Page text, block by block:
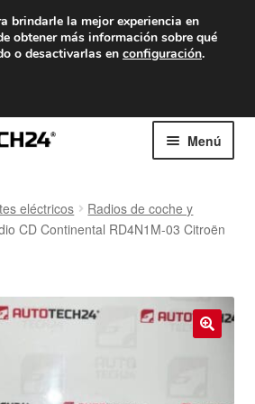
desde 7 EUR
de 9 a. m. a 4 p. m.
Menú
eléctricos
Radios de coche y
CD Continental RD4N1M-03 Citroën
brindarle la mejor experiencia en
obtener más información sobre qué
o desactivarlas en configuración.